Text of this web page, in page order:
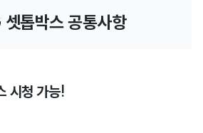
톱박스 공통사항
시청 가능!